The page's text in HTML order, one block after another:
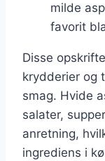
milde
favorit
Disse
krydderier og
smag. Hvide
salater,
anretning,
ingrediens i